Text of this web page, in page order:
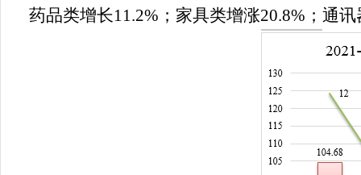
药品类增长11.2% ；家具类增涨20.8% ；通